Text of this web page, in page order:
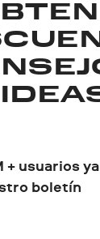
+ usuarios
boletín